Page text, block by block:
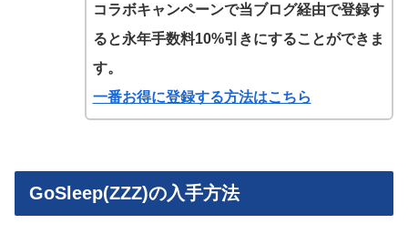
コラボキャンペーンで当ブログ経由で登録す
ると永年手数料10%引きにすることができま
す。
一番お得に登録する方法はこちら
GoSleep(ZZZ)の入手方法